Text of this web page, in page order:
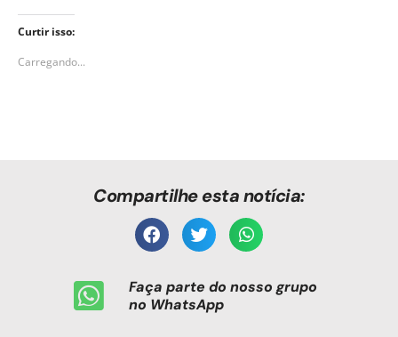
Curtir isso:
Carregando...
Compartilhe esta notícia:
Faça parte do nosso grupo
no WhatsApp